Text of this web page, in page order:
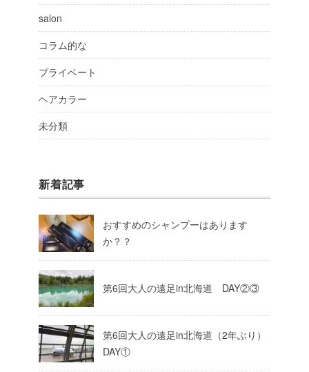
salon
コラム的な
プライベート
ヘアカラー
未分類
新着記事
おすすめのシャンプーはあります
か？？
第6回大人の遠足in北海道 DAY②③
第6回大人の遠足in北海道（2年ぶり）
DAY①